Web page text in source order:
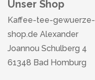
Unser Shop
Kaffee-tee-gewuerze-
shop.de Alexander
Joannou Schulberg 4
61348 Bad Homburg